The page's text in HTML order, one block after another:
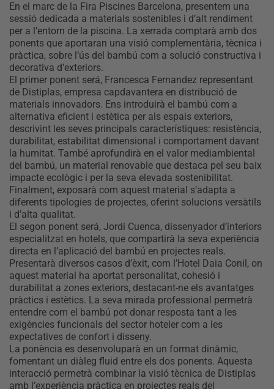
En el marc de la Fira Piscines Barcelona, presentem una
sessió dedicada a materials sostenibles i d’alt rendiment
per a l’entorn de la piscina. La xerrada comptarà amb dos
ponents que aportaran una visió complementària, tècnica i
pràctica, sobre l’ús del bambú com a solució constructiva i
decorativa d’exteriors.
El primer ponent será, Francesca Fernandez representant
de Distiplas, empresa capdavantera en distribució de
materials innovadors. Ens introduirà el bambú com a
alternativa eficient i estètica per als espais exteriors,
descrivint les seves principals característiques: resistència,
durabilitat, estabilitat dimensional i comportament davant
la humitat. També aprofundirà en el valor mediambiental
del bambú, un material renovable que destaca pel seu baix
impacte ecològic i per la seva elevada sostenibilitat.
Finalment, exposarà com aquest material s’adapta a
diferents tipologies de projectes, oferint solucions versàtils
i d’alta qualitat.
El segon ponent será, Jordi Cuenca, dissenyador d’interiors
especialitzat en hotels, que compartirà la seva experiència
directa en l’aplicació del bambú en projectes reals.
Presentarà diversos casos d’èxit, com l’Hotel Daia Conil, on
aquest material ha aportat personalitat, cohesió i
durabilitat a zones exteriors, destacant-ne els avantatges
pràctics i estètics. La seva mirada professional permetrà
entendre com el bambú pot donar resposta tant a les
exigències funcionals del sector hoteler com a les
expectatives de confort i disseny.
La ponència es desenvoluparà en un format dinàmic,
fomentant un diàleg fluid entre els dos ponents. Aquesta
interacció permetrà combinar la visió tècnica de Distiplas
amb l’experiència pràctica en projectes reals del